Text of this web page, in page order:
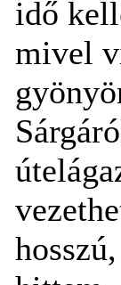
idő
mivel